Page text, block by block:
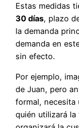
Estas medidas
30 días, plazo
la demanda
demanda en
sin efecto.
Por ejemplo,
de Juan, pero
formal, necesita
quién utilizará